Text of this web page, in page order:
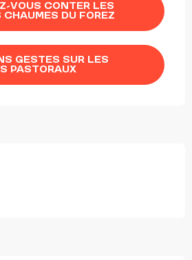
VOUS CONTER LES
CHAUMES DU FOREZ
GESTES SUR LES
PASTORAUX